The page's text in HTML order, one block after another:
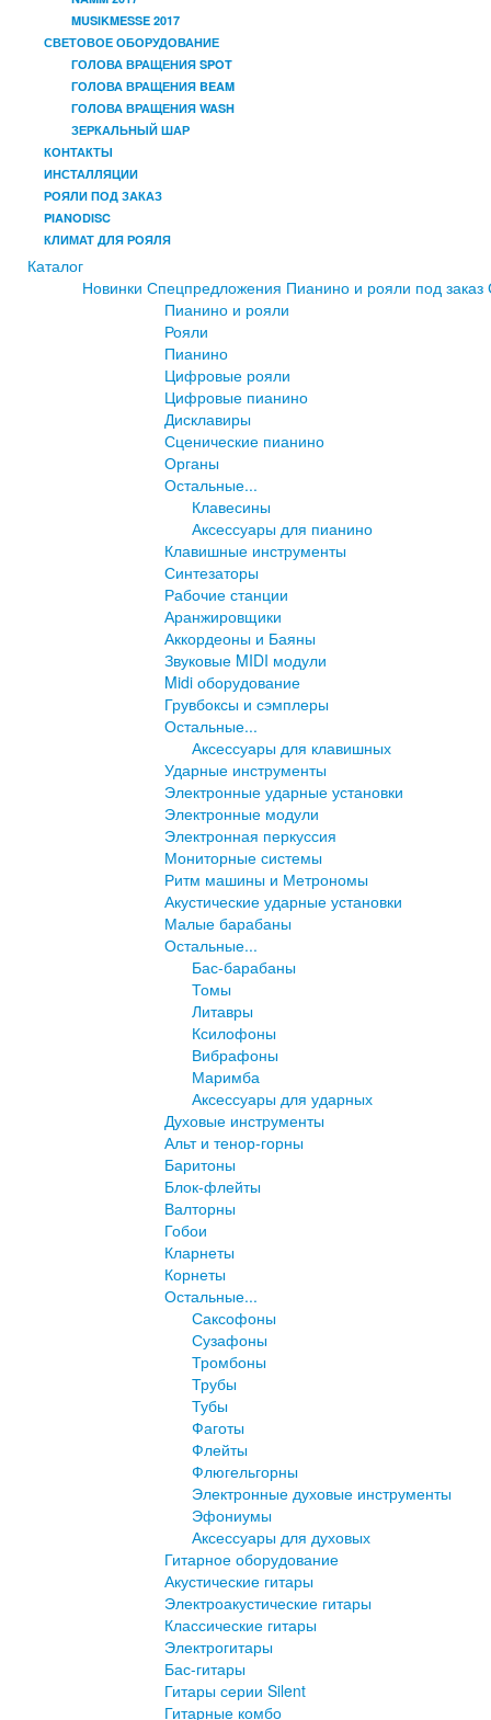
MUSIKMESSE 2017
СВЕТОВОЕ ОБОРУДОВАНИЕ
ГОЛОВА ВРАЩЕНИЯ SPOT
ГОЛОВА ВРАЩЕНИЯ BEAM
ГОЛОВА ВРАЩЕНИЯ WASH
ЗЕРКАЛЬНЫЙ ШАР
КОНТАКТЫ
ИНСТАЛЛЯЦИИ
РОЯЛИ ПОД ЗАКАЗ
PIANODISC
КЛИМАТ ДЛЯ РОЯЛЯ
Каталог
Новинки Спецпредложения Пианино и рояли под заказ
Пианино и рояли
Рояли
Пианино
Цифровые рояли
Цифровые пианино
Дисклавиры
Сценические пианино
Органы
Остальные...
Клавесины
Аксессуары для пианино
Клавишные инструменты
Синтезаторы
Рабочие станции
Аранжировщики
Аккордеоны и Баяны
Звуковые MIDI модули
Midi оборудование
Грувбоксы и сэмплеры
Остальные...
Аксессуары для клавишных
Ударные инструменты
Электронные ударные установки
Электронные модули
Электронная перкуссия
Мониторные системы
Ритм машины и Метрономы
Акустические ударные установки
Малые барабаны
Остальные...
Бас-барабаны
Томы
Литавры
Ксилофоны
Вибрафоны
Маримба
Аксессуары для ударных
Духовые инструменты
Альт и тенор-горны
Баритоны
Блок-флейты
Валторны
Гобои
Кларнеты
Корнеты
Остальные...
Саксофоны
Сузафоны
Тромбоны
Трубы
Тубы
Фаготы
Флейты
Флюгельгорны
Электронные духовые инструменты
Эфониумы
Аксессуары для духовых
Гитарное оборудование
Акустические гитары
Электроакустические гитары
Классические гитары
Электрогитары
Бас-гитары
Гитары серии Silent
Гитарные комбо